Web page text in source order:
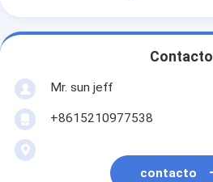
Contacto
Mr. sun jeff
+8615210977538
contacto